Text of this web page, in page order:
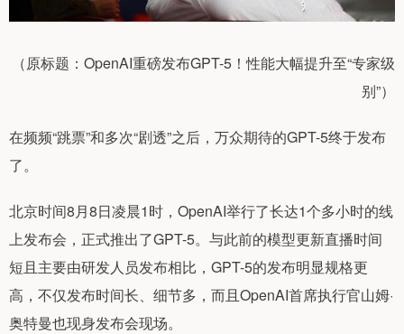
（原标题：OpenAI重磅发布GPT-5！性能大幅提升至“专家级
别”）
在频频“跳票”和多次“剧透”之后，万众期待的GPT-5终于发布
了。
北京时间8月8日凌晨1时，OpenAI举行了长达1个多小时的线
上发布会，正式推出了GPT-5。与此前的模型更新直播时间
短且主要由研发人员发布相比，GPT-5的发布明显规格更
高，不仅发布时间长、细节多，而且OpenAI首席执行官山姆·
奥特曼也现身发布会现场。